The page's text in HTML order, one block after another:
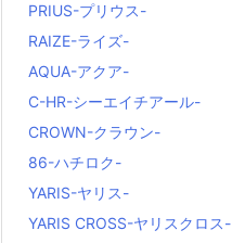
PRIUS-プリウス-
RAIZE-ライズ-
AQUA-アクア-
C-HR-シーエイチアール-
CROWN-クラウン-
86-ハチロク-
YARIS-ヤリス-
YARIS CROSS-ヤリスクロス-